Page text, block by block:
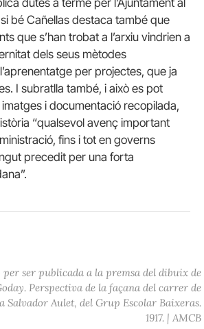
bé Cañellas destaca també que
que s’han trobat a l’arxiu vindrien a
dels seus mètodes
per projectes, que ja
I subratlla també, i això es pot
i documentació recopilada,
“qualsevol avenç important
fins i tot en governs
precedit per una forta
per ser publicada a la premsa del dibuix de
Perspectiva de la façana del carrer de
Salvador Aulet, del Grup Escolar Baixeras.
1917. | AMCB